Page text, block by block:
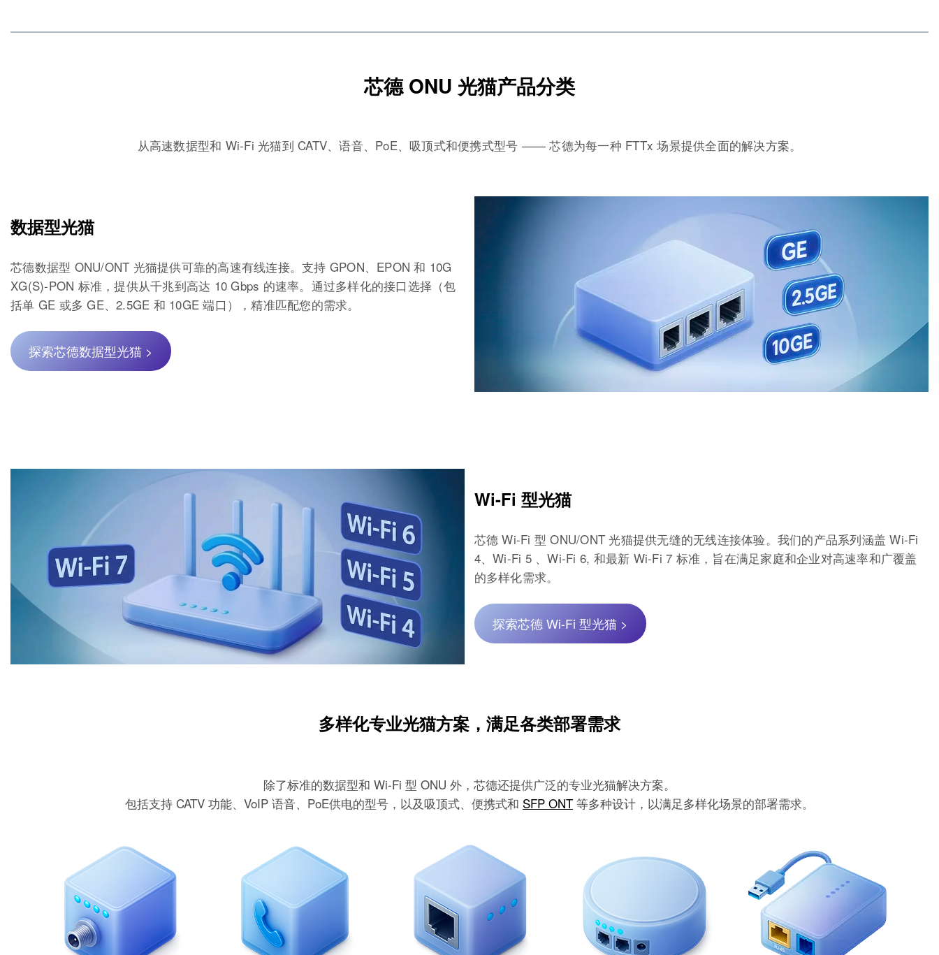
芯德 ONU 光猫产品分类
从高速数据型和 Wi-Fi 光猫到 CATV、语音、PoE、吸顶式和便携式型号 —— 芯德为每一种 FTTx 场景提供全面的解决方案。
数据型光猫
芯德数据型 ONU/ONT 光猫提供可靠的高速有线连接。支持 GPON、EPON 和 10G
XG(S)-PON 标准，提供从千兆到高达 10 Gbps 的速率。通过多样化的接口选择（包
括单 GE 或多 GE、2.5GE 和 10GE 端口），精准匹配您的需求。
探索芯德数据型光猫 >
Wi-Fi 型光猫
芯德 Wi-Fi 型 ONU/ONT 光猫提供无缝的无线连接体验。我们的产品系列涵盖 Wi-Fi
4、Wi-Fi 5 、Wi-Fi 6, 和最新 Wi-Fi 7 标准，旨在满足家庭和企业对高速率和广覆盖
的多样化需求。
探索芯德 Wi-Fi 型光猫 >
多样化专业光猫方案，满足各类部署需求
除了标准的数据型和 Wi-Fi 型 ONU 外，芯德还提供广泛的专业光猫解决方案。
包括支持 CATV 功能、VoIP 语音、PoE供电的型号，以及吸顶式、便携式和 SFP ONT 等多种设计，以满足多样化场景的部署需求。